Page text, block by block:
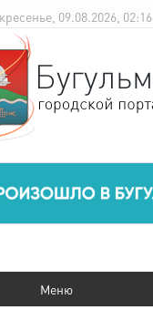
09.08.2026, 02:16